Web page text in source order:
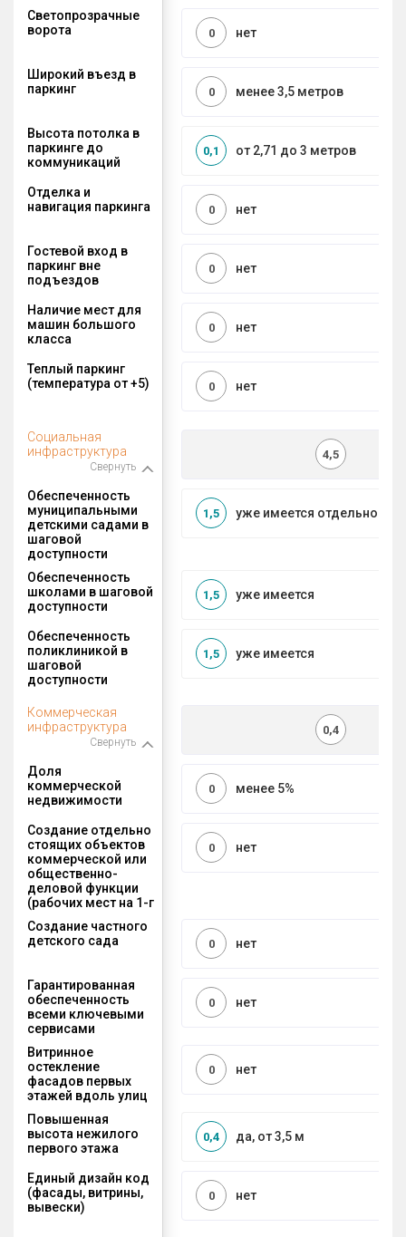
Светопрозрачные
ворота
нет
0
Широкий въезд в
паркинг
менее 3,5 метров
0
Высота потолка в
паркинге до
коммуникаций
от 2,71 до 3 метров
0,1
Отделка и
навигация паркинга
нет
0
Гостевой вход в
паркинг вне
подъездов
нет
0
Наличие мест для
машин большого
класса
нет
0
Теплый паркинг
(температура от +5)
нет
0
Социальная
инфраструктура
Свернуть
4,5
Обеспеченность
муниципальными
детскими садами в
шаговой
доступности
уже имеется
1,5
Обеспеченность
школами в шаговой
доступности
уже имеется
1,5
Обеспеченность
поликлиникой в
шаговой
доступности
уже имеется
1,5
Коммерческая
инфраструктура
Свернуть
0,4
Доля
коммерческой
недвижимости
менее 5%
0
Создание отдельно
стоящих объектов
коммерческой или
общественно-
деловой функции
(рабочих мест на 1-г
нет
0
Создание частного
детского сада
нет
0
Гарантированная
обеспеченность
всеми ключевыми
сервисами
нет
0
Витринное
остекление
фасадов первых
этажей вдоль улиц
нет
0
Повышенная
высота нежилого
первого этажа
да, от 3,5 м
0,4
Единый дизайн код
(фасады, витрины,
вывески)
нет
0